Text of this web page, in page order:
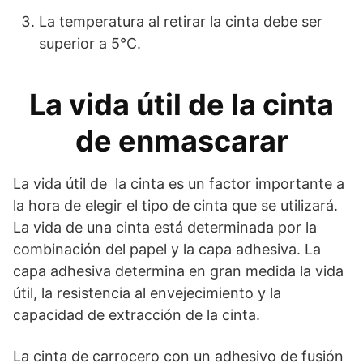
La temperatura al retirar la cinta debe ser
superior a 5°C.
La vida útil de la cinta
de enmascarar
La vida útil de la cinta es un factor importante a
la hora de elegir el tipo de cinta que se utilizará.
La vida de una cinta está determinada por la
combinación del papel y la capa adhesiva. La
capa adhesiva determina en gran medida la vida
útil, la resistencia al envejecimiento y la
capacidad de extracción de la cinta.
La cinta de carrocero con un adhesivo de fusión